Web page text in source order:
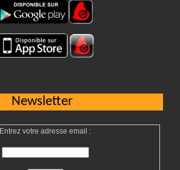
Newsletter
Entrez votre adresse email :